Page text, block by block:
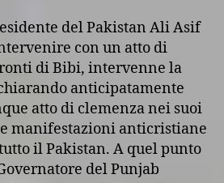
del Pakistan Ali Asif
con un atto di
di Bibi, intervenne la
anticipatamente
atto di clemenza nei suoi
manifestazioni anticristiane
il Pakistan. A quel punto
del Punjab